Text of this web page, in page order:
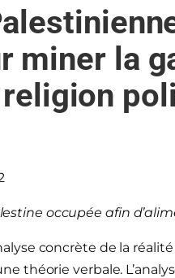
miner la
occupée afin
concrète de la réalité
théorie verbale.